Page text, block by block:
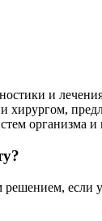
и
организма
если